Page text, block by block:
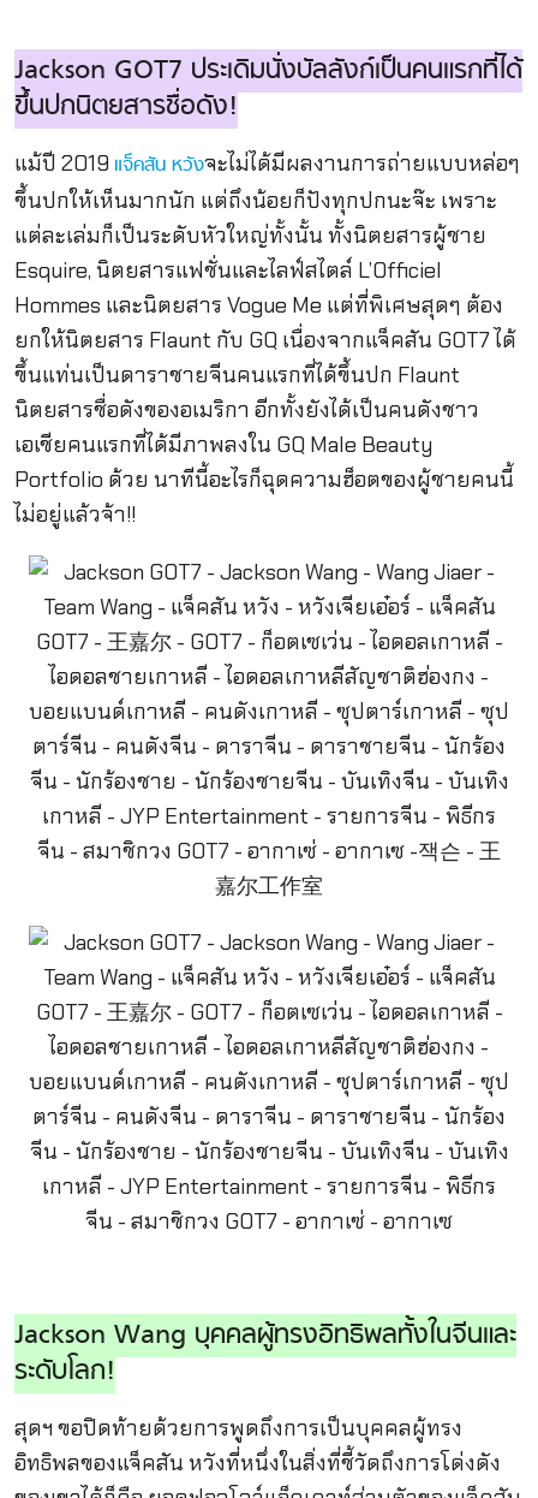
Jackson GOT7 ประเดิมนั่งบัลลังก์เป็นคนแรกที่ได้
ขึ้นปกนิตยสารชื่อดัง!
แม้ปี 2019 แจ็คสัน หวังจะไม่ได้มีผลงานการถ่ายแบบหล่อๆ
ขึ้นปกให้เห็นมากนัก แต่ถึงน้อยก็ปังทุกปกนะจ๊ะ เพราะ
แต่ละเล่มก็เป็นระดับหัวใหญ่ทั้งนั้น ทั้งนิตยสารผู้ชาย
Esquire, นิตยสารแฟชั่นและไลฟ์สไตล์ L’Officiel
Hommes และนิตยสาร Vogue Me แต่ที่พิเศษสุดๆ ต้อง
ยกให้นิตยสาร Flaunt กับ GQ เนื่องจากแจ็คสัน GOT7 ได้
ขึ้นแท่นเป็นดาราชายจีนคนแรกที่ได้ขึ้นปก Flaunt
นิตยสารชื่อดังของอเมริกา อีกทั้งยังได้เป็นคนดังชาว
เอเชียคนแรกที่ได้มีภาพลงใน GQ Male Beauty
Portfolio ด้วย นาทีนี้อะไรก็ฉุดความฮ็อตของผู้ชายคนนี้
ไม่อยู่แล้วจ้า!!
Jackson Wang บุคคลผู้ทรงอิทธิพลทั้งในจีนและ
ระดับโลก!
สุดฯ ขอปิดท้ายด้วยการพูดถึงการเป็นบุคคลผู้ทรง
อิทธิพลของแจ็คสัน หวังที่หนึ่งในสิ่งที่ชี้วัดถึงการโด่งดัง